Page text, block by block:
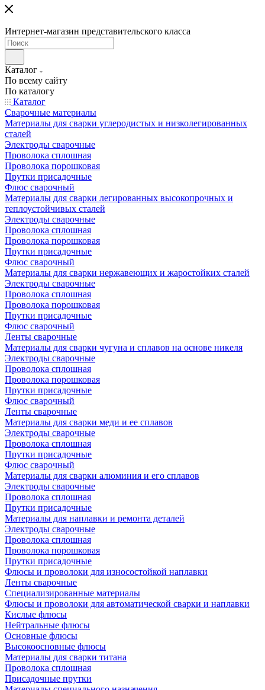
Интернет-магазин представительского класса
Каталог
По всему сайту
По каталогу
Каталог
Сварочные материалы
Материалы для сварки углеродистых и низколегированных
сталей
Электроды сварочные
Проволока сплошная
Проволока порошковая
Прутки присадочные
Флюс сварочный
Материалы для сварки легированных высокопрочных и
теплоустойчивых сталей
Электроды сварочные
Проволока сплошная
Проволока порошковая
Прутки присадочные
Флюс сварочный
Материалы для сварки нержавеющих и жаростойких сталей
Электроды сварочные
Проволока сплошная
Проволока порошковая
Прутки присадочные
Флюс сварочный
Ленты сварочные
Материалы для сварки чугуна и сплавов на основе никеля
Электроды сварочные
Проволока сплошная
Проволока порошковая
Прутки присадочные
Флюс сварочный
Ленты сварочные
Материалы для сварки меди и ее сплавов
Электроды сварочные
Проволока сплошная
Прутки присадочные
Флюс сварочный
Материалы для сварки алюминия и его сплавов
Электроды сварочные
Проволока сплошная
Прутки присадочные
Материалы для наплавки и ремонта деталей
Электроды сварочные
Проволока сплошная
Проволока порошковая
Прутки присадочные
Флюсы и проволоки для износостойкой наплавки
Ленты сварочные
Специализированные материалы
Флюсы и проволоки для автоматической сварки и наплавки
Кислые флюсы
Нейтральные флюсы
Основные флюсы
Высокоосновные флюсы
Материалы для сварки титана
Проволока сплошная
Присадочные прутки